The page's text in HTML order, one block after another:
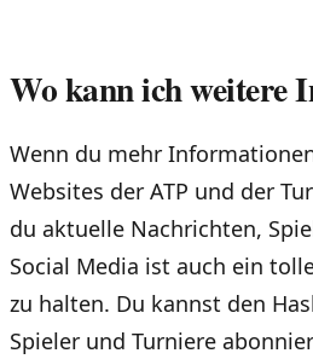
Wo kann ich weitere
Wenn du mehr
Websites der ATP und der
du aktuelle Nachrichten,
Social Media ist auch ein
zu halten. Du kannst den
Spieler und Turniere